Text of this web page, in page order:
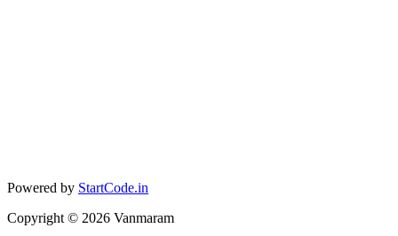
Powered by StartCode.in
Copyright © 2026 Vanmaram